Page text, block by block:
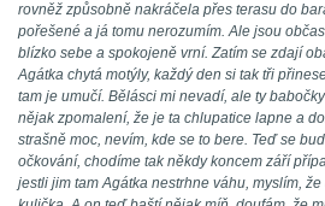
rovněž způsobně nakráčela přes terasu do
pořešené a já tomu nerozumím. Ale jsou
blízko sebe a spokojeně vrní. Zatím se zdají
Agátka chytá motýly, každý den si tak tři
tam je umučí. Bělásci mi nevadí, ale ty
nějak zpomalení, že je ta chlupatice lapne a
strašně moc, nevím, kde se to bere. Teď se
očkování, chodíme tak někdy koncem září
jestli jim tam Agátka nestrhne váhu, myslím,